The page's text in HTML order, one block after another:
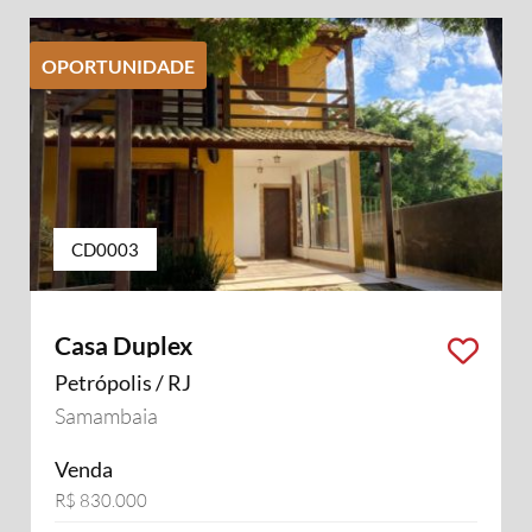
OPORTUNIDADE
CD0003
Casa Duplex
Petrópolis / RJ
Samambaia
Venda
R$ 830.000